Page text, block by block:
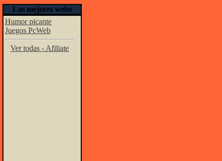
Las mejores webs
Humor picante
Juegos PcWeb
Ver todas - Afiliate